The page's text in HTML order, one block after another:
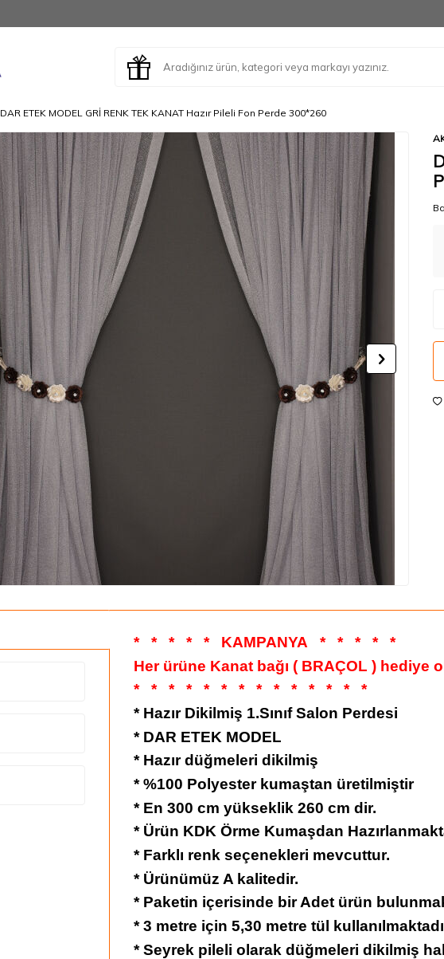
DAR ETEK MODEL GRİ RENK TEK KANAT Hazır Pileli Fon Perde 300*260
* * * * * KAMPANYA * * * *
*
Her ürüne Kanat bağı ( BRAÇOL ) hediye
*
* * * * * * * * * * * *
*
* Hazır Dikilmiş 1.Sınıf Salon Perdesi
* DAR ETEK MODEL
* Hazır düğmeleri dikilmiş
* %100 Polyester kumaştan üretilmiştir
* En 300 cm yükseklik 260 cm dir.
* Ürün KDK Örme Kumaşdan
* Farklı renk seçenekleri mevcuttur.
* Ürünümüz A kalitedir.
* Paketin içerisinde bir Adet ürün
* 3 metre için 5,30 metre tül
* Seyrek pileli olarak düğmeleri dikilmiş